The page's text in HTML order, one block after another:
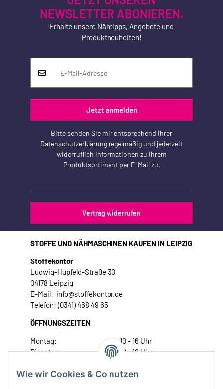
Wie wir Cookies & Co nutzen
NEWSLETTER ABONIEREN.
Erhalte unsere Nähtipps, Angebote und
Produktneuheiten!
Jetzt anmelden
Bitte senden Sie mir entsprechend Ihrer
Datenschutzerklärung regelmäßig und jederzeit
widerruflich Informationen zu Ihrem
Produktsortiment per E-Mail zu.
Vertrag widerrufen
STOFFE UND NÄHMASCHINEN KAUFEN IN LEIPZIG
Stoffekontor
Ludwig-Hupfeld-Straße 30
04178 Leipzig
E-Mail: info@stoffekontor.de
Telefon: (0341) 468 49 65
ÖFFNUNGSZEITEN
Montag:
10 - 16 Uhr
Dienstag:
10 - 16 Uhr
Donnerstag:
10 - 18 Uhr